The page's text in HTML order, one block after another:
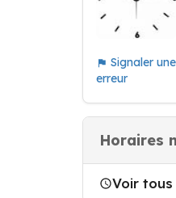
Signaler une
erreur
Horaires
Voir tous